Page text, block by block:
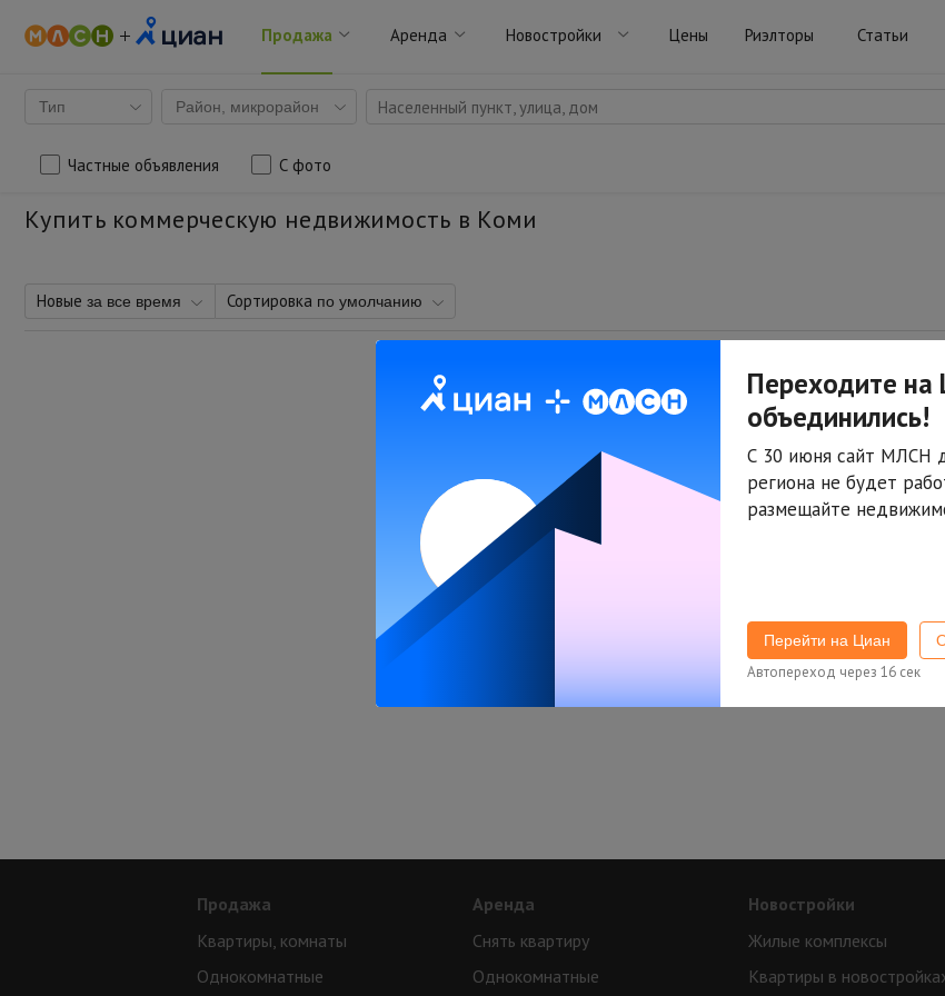
Продажа Аренда Новостройки Цены Риэлторы Статьи
Тип Район, микрорайон Населенный пункт, улица, дом
Частные объявления С фото
Купить коммерческую недвижимость в Коми
Новые за все время Сортировка по умолчанию
По вашему запросу ничего не найдено.
Попробуйте изменить параметры поиска
Продажа Аренда Новостройки
Квартиры, комнаты
Однокомнатные
Снять квартиру
Однокомнатные
Жилые комплексы
Квартиры в
Переходите на
объединились!
С 30 июня сайт МЛСН
региона не будет
размещайте
Перейти на Циан
Автопереход через 16 сек